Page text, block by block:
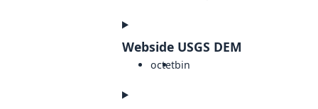
Webside USGS DEM
octetbin